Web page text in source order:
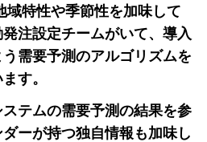
域特性や季節性を加味して
注設定チームがいて、導入
需要予測のアルゴリズムを
す。
テムの需要予測の結果を参
ーが持つ独自情報も加味し